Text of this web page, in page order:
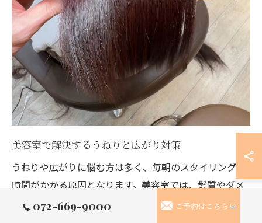
美容室で解決するうねりと広がり対策
うねりや広がりに悩む方は多く、毎朝のスタイリングに
時間がかかる原因となります。美容室では、髪質やダメ
ージレベルを見極めたうえで、最適な縮毛矯正メニュー
072-669-9000 ご予約はこちら